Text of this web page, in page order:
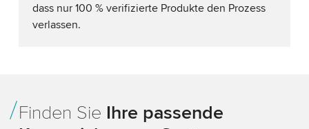
dass nur 100 % verifizierte Produkte den Prozess
verlassen.
Finden Sie Ihre passende